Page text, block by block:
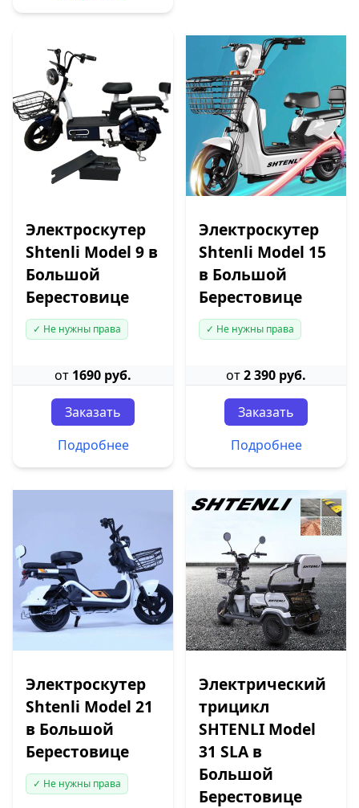
Электроскутер
Shtenli Model 9 в
Большой
Берестовице
✓ Не нужны права
от 1690 руб.
Заказать
Подробнее
Электроскутер
Shtenli Model 15
в Большой
Берестовице
✓ Не нужны права
от2 390 руб.
Заказать
Подробнее
Электроскутер
Shtenli Model 21
в Большой
Берестовице
✓ Не нужны права
Электрический
трицикл
SHTENLI Model
31 SLA в
Большой
Берестовице